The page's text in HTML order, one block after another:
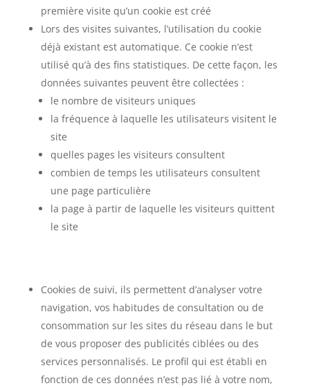
première visite qu’un cookie est créé
Lors des visites suivantes, l’utilisation du cookie
déjà existant est automatique. Ce cookie n’est
utilisé qu’à des fins statistiques. De cette façon, les
données suivantes peuvent être collectées :
le nombre de visiteurs uniques
la fréquence à laquelle les utilisateurs visitent le
site
quelles pages les visiteurs consultent
combien de temps les utilisateurs consultent
une page particulière
la page à partir de laquelle les visiteurs quittent
le site
Cookies de suivi, ils permettent d’analyser votre
navigation, vos habitudes de consultation ou de
consommation sur les sites du réseau dans le but
de vous proposer des publicités ciblées ou des
services personnalisés. Le profil qui est établi en
fonction de ces données n’est pas lié à votre nom,